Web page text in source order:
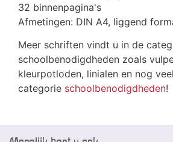
32 binnenpagina's
Afmetingen: DIN A4, liggend
Meer schriften vindt u in de
schoolbenodigdheden zoals
kleurpotloden, linialen en nog
categorie schoolbenodigdheden!